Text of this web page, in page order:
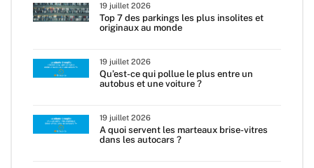
19 juillet 2026
Top 7 des parkings les plus insolites et
originaux au monde
19 juillet 2026
Qu’est-ce qui pollue le plus entre un
autobus et une voiture ?
19 juillet 2026
A quoi servent les marteaux brise-vitres
dans les autocars ?